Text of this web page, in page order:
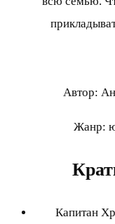
Автор:
Жанр:
Капитан